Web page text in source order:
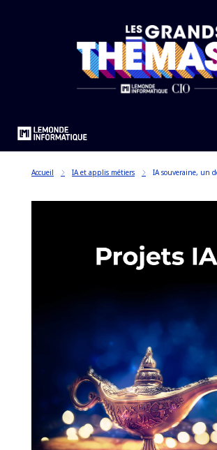
Accueil IA et applis métiers IA souveraine, un